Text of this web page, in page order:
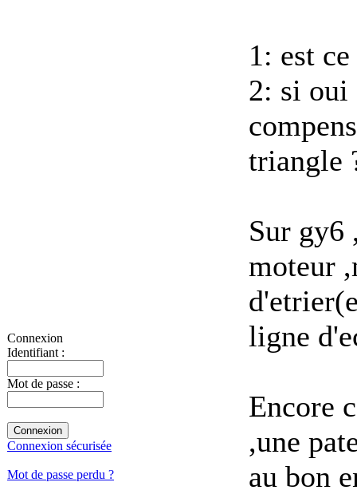
Connexion
Identifiant :
Mot de passe :
Connexion sécurisée
Mot de passe perdu ?
1: est
2: si oui
triangle
Sur gy6
moteur
ligne
Encore
,une
au bon